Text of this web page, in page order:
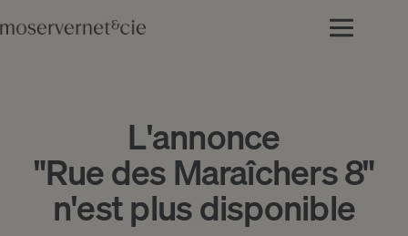
L'annonce
"Rue des Maraîchers 8"
n'est plus disponible